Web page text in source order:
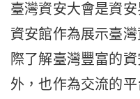
臺灣資安大會是資
資安館作為展示臺
際了解臺灣豐富的
外，也作為交流的